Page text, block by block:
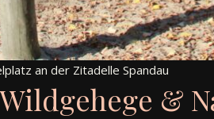
an der Zitadelle Spandau
&